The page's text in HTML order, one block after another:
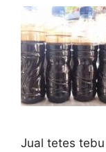
Jual tetes